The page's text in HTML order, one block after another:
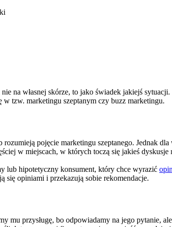
na własnej skórze, to jako świadek jakiejś
tzw. marketingu szeptanym czy buzz marketingu.
pojęcie marketingu szeptanego. Jednak
w miejscach, w których toczą się jakieś
lub hipotetyczny konsument, który chce wyrazić
opiniami i przekazują sobie rekomendacje.
mu przysługę, bo odpowiadamy na jego pytanie,